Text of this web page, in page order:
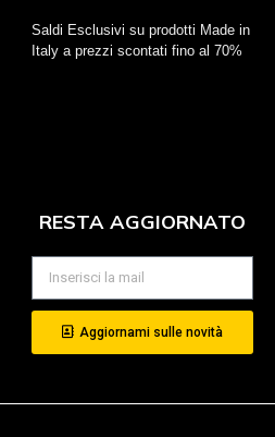
Saldi Esclusivi su prodotti Made in
Italy a prezzi scontati fino al 70%
RESTA AGGIORNATO
Aggiornami sulle novità